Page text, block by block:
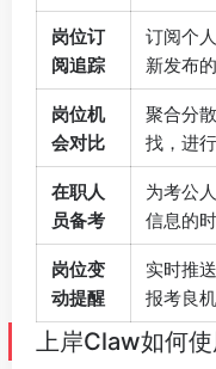
岗位订
阅追踪
订阅个
新发布
岗位机
会对比‌
聚合分
找，进
在职人
员备考
为考公
信息的
岗位变
动提醒
实时推
报考良机
上岸Claw如何使